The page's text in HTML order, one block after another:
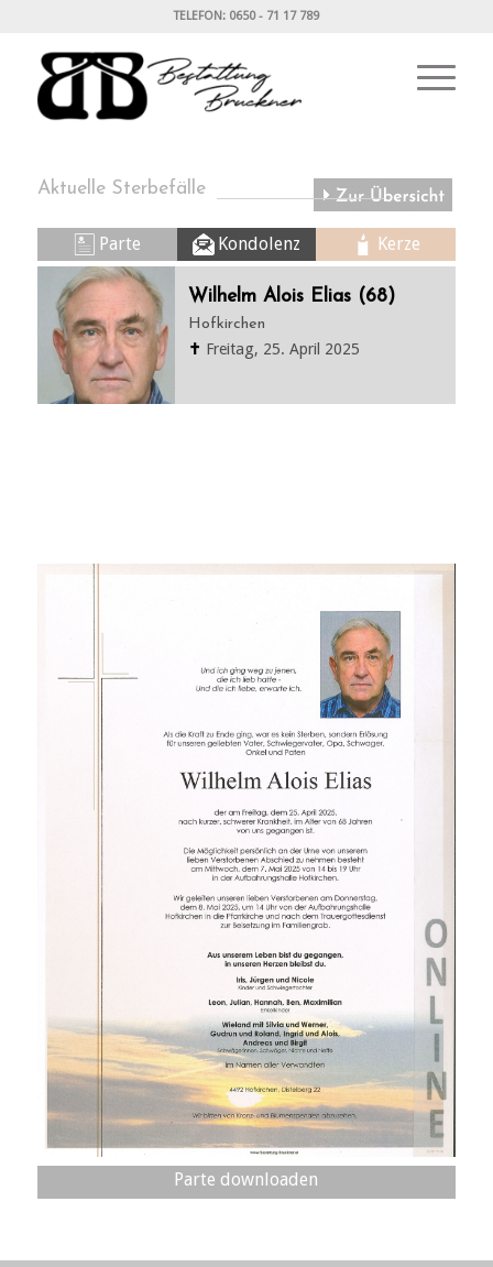
TELEFON: 0650 - 71 17 789
Aktuelle Sterbefälle
Parte Kondolenz Kerze
Wilhelm Alois Elias (68)
Hofkirchen
✝ Freitag, 25. April 2025
Parte downloaden